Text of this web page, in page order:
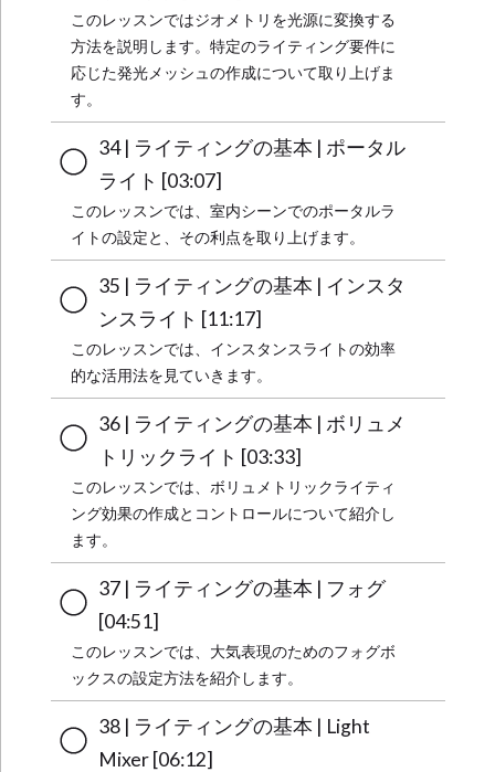
このレッスンではジオメトリを光源に変換する
方法を説明します。特定のライティング要件に
応じた発光メッシュの作成について取り上げま
す。
34 | ライティングの基本 | ポータル
ライト [03:07]
このレッスンでは、室内シーンでのポータルラ
イトの設定と、その利点を取り上げます。
35 | ライティングの基本 | インスタ
ンスライト [11:17]
このレッスンでは、インスタンスライトの効率
的な活用法を見ていきます。
36 | ライティングの基本 | ボリュメ
トリックライト [03:33]
このレッスンでは、ボリュメトリックライティ
ング効果の作成とコントロールについて紹介し
ます。
37 | ライティングの基本 | フォグ
[04:51]
このレッスンでは、大気表現のためのフォグボ
ックスの設定方法を紹介します。
38 | ライティングの基本 | Light
Mixer [06:12]